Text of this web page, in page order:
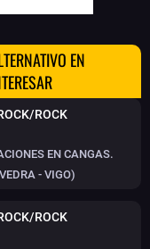
EN
ROCK
EN CANGAS.
- VIGO)
ROCK